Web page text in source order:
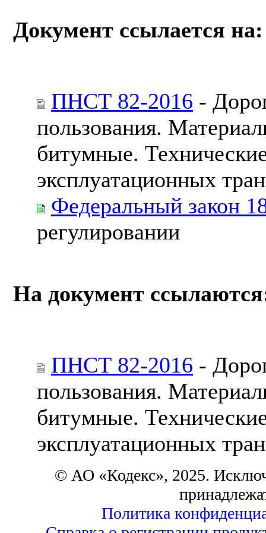
Документ ссылается на:
ПНСТ 82-2016 -
пользования.
битумные.
эксплуатационных
Федеральный закон
регулировании
На документ
ПНСТ 82-2016 -
пользования.
битумные.
эксплуатационных
© АО «Кодекс», 2025.
Политика